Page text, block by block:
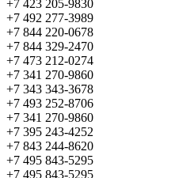
+7 423 205-9830
+7 492 277-3989
+7 844 220-0678
+7 844 329-2470
+7 473 212-0274
+7 341 270-9860
+7 343 343-3678
+7 493 252-8706
+7 341 270-9860
+7 395 243-4252
+7 843 244-8620
+7 495 843-5295
+7 495 843-5295